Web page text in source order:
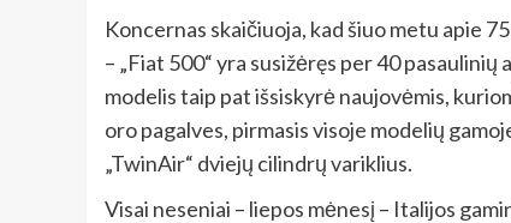
Koncernas skaičiuoja, kad šiuo metu apie
– „Fiat 500“ yra susižėręs per 40
modelis taip pat išsiskyrė naujovėmis,
oro pagalves, pirmasis visoje modelių
„TwinAir“ dviejų cilindrų variklius.
Visai neseniai – liepos mėnesį – Italijos